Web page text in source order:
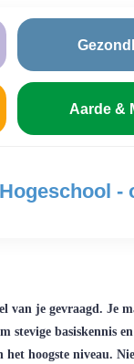
Aarde &
van je gevraagd. Je
stevige basiskennis
hoogste niveau.